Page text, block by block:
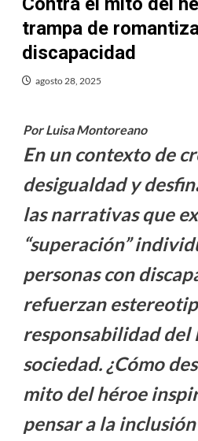
trampa de
discapacidad
agosto 28, 2025
Por Luisa Montoreano
En un contexto de
desigualdad y
las narrativas que
“superación”
personas con
refuerzan
responsabilidad del
sociedad. ¿Cómo
mito del héroe
pensar a la